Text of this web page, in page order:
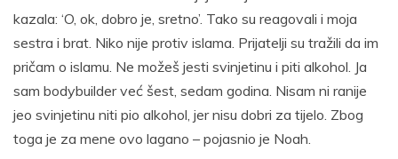
kazala: ‘O, ok, dobro je, sretno’. Tako su reagovali i moja
sestra i brat. Niko nije protiv islama. Prijatelji su tražili da im
pričam o islamu. Ne možeš jesti svinjetinu i piti alkohol. Ja
sam bodybuilder već šest, sedam godina. Nisam ni ranije
jeo svinjetinu niti pio alkohol, jer nisu dobri za tijelo. Zbog
toga je za mene ovo lagano – pojasnio je Noah.